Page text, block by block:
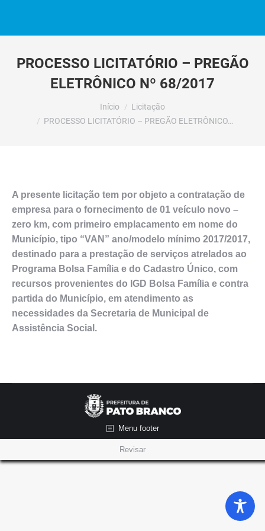
PROCESSO LICITATÓRIO – PREGÃO
ELETRÔNICO Nº 68/2017
Início
Licitação
PROCESSO LICITATÓRIO – PREGÃO ELETRÔNICO…
A presente licitação tem por objeto a contratação de
empresa para o fornecimento de 01 veículo novo –
zero km, com primeiro emplacamento em nome do
Município, tipo “VAN” ano/modelo mínimo 2017/2017,
destinado para a prestação de serviços atrelados ao
Programa Bolsa Família e do Cadastro Único, com
recursos provenientes do IGD Bolsa Família e contra
partida do Município, em atendimento as
necessidades da Secretaria de Municipal de
Assistência Social.
Menu footer
Revisar